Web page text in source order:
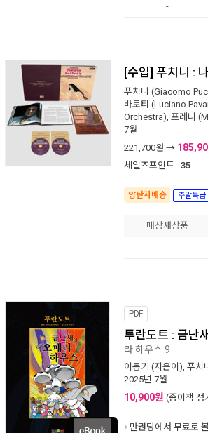
-
[수입] 푸치니 :
푸치니 (Giacomo
바로티 (Luciano
Orchestra), 프레니
7월
221,700원 →
세일즈포인트 : 35
양탄자배송 주말특급
매장새상품
-
PDF
투란도트 : 금난
라 하우스 9
이동기 (지은이), 푸치
2025년 7월
10,900원 (종이책 정
만권당에서 무료로